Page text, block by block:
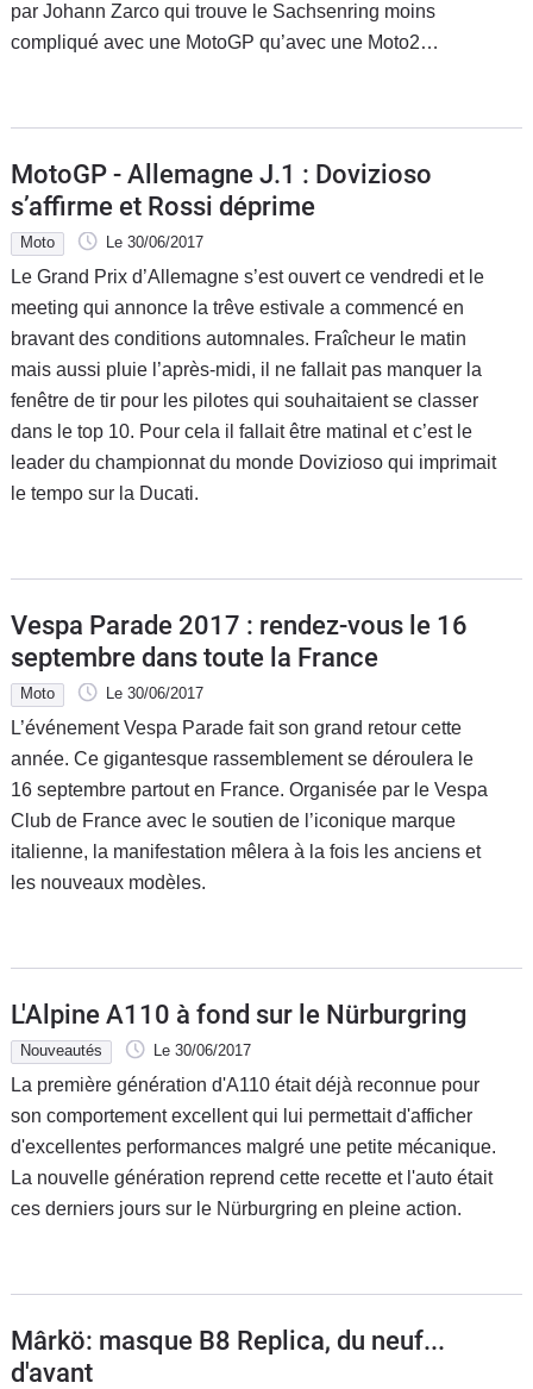
par Johann Zarco qui trouve le Sachsenring moins
compliqué avec une MotoGP qu’avec une Moto2…
MotoGP - Allemagne J.1 : Dovizioso
s’affirme et Rossi déprime
Moto Le 30/06/2017
Le Grand Prix d’Allemagne s’est ouvert ce vendredi et le
meeting qui annonce la trêve estivale a commencé en
bravant des conditions automnales. Fraîcheur le matin
mais aussi pluie l’après-midi, il ne fallait pas manquer la
fenêtre de tir pour les pilotes qui souhaitaient se classer
dans le top 10. Pour cela il fallait être matinal et c’est le
leader du championnat du monde Dovizioso qui imprimait
le tempo sur la Ducati.
Vespa Parade 2017 : rendez-vous le 16
septembre dans toute la France
Moto Le 30/06/2017
L’événement Vespa Parade fait son grand retour cette
année. Ce gigantesque rassemblement se déroulera le
16 septembre partout en France. Organisée par le Vespa
Club de France avec le soutien de l’iconique marque
italienne, la manifestation mêlera à la fois les anciens et
les nouveaux modèles.
L'Alpine A110 à fond sur le Nürburgring
Nouveautés Le 30/06/2017
La première génération d'A110 était déjà reconnue pour
son comportement excellent qui lui permettait d'afficher
d'excellentes performances malgré une petite mécanique.
La nouvelle génération reprend cette recette et l'auto était
ces derniers jours sur le Nürburgring en pleine action.
Mârkö: masque B8 Replica, du neuf...
d'avant